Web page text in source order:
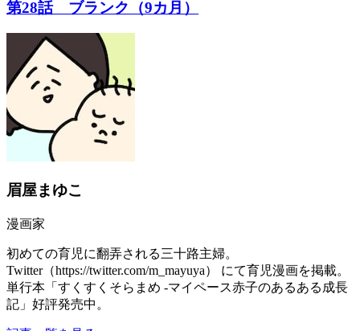
第28話 ブランク（9カ月）
眉屋まゆこ
漫画家
初めての育児に翻弄される三十路主婦。
Twitter（https://twitter.com/m_mayuya） にて育児漫画を掲載。
単行本「すくすくそらまめ -マイペース赤子のあるある成長
記」好評発売中。